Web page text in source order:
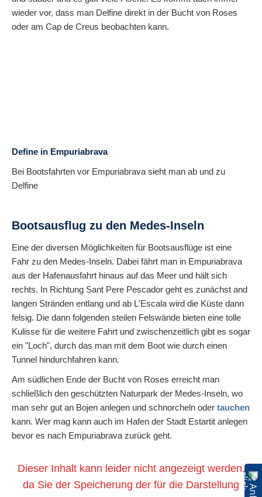
wieder vor, dass man Delfine direkt in der Bucht von Roses
oder am Cap de Creus beobachten kann.
Define in Empuriabrava
Bei Bootsfahrten vor Empuriabrava sieht man ab und zu
Delfine
Bootsausflug zu den Medes-Inseln
Eine der diversen Möglichkeiten für Bootsausflüge ist eine
Fahr zu den Medes-Inseln. Dabei fährt man in Empuriabrava
aus der Hafenausfahrt hinaus auf das Meer und hält sich
rechts. In Richtung Sant Pere Pescador geht es zunächst and
langen Stränden entlang und ab L'Escala wird die Küste dann
felsig. Die dann folgenden steilen Felswände bieten eine tolle
Kulisse für die weitere Fahrt und zwischenzeitlich gibt es sogar
ein "Loch", durch das man mit dem Boot wie durch einen
Tunnel hindurchfahren kann.
Am südlichen Ende der Bucht von Roses erreicht man
schließlich den geschützten Naturpark der Medes-Inseln, wo
man sehr gut an Bojen anlegen und schnorcheln oder tauchen
kann. Wer mag kann auch im Hafen der Stadt Estartit anlegen
bevor es nach Empuriabrava zurück geht.
Dieser Inhalt kann leider nicht angezeigt werden,
da Sie der Speicherung der für die Darstellung